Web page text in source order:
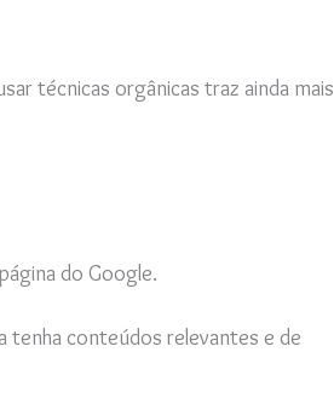
técnicas orgânicas traz ainda mais
do Google.
tenha conteúdos relevantes e de